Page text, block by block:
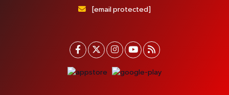
[email protected]